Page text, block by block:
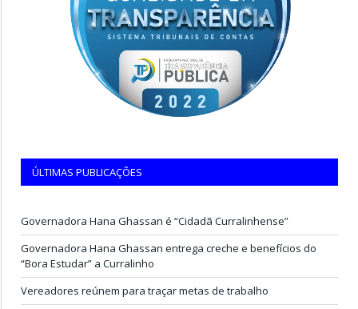
ÚLTIMAS PUBLICAÇÕES
Governadora Hana Ghassan é “Cidadã Curralinhense”
Governadora Hana Ghassan entrega creche e benefícios do
“Bora Estudar” a Curralinho
Vereadores reúnem para traçar metas de trabalho